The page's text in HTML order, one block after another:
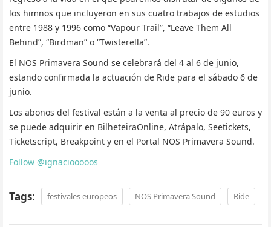
los himnos que incluyeron en sus cuatro trabajos de estudios
entre 1988 y 1996 como “Vapour Trail”, “Leave Them All
Behind”, “Birdman” o “Twisterella”.
El NOS Primavera Sound se celebrará del 4 al 6 de junio,
estando confirmada la actuación de Ride para el sábado 6 de
junio.
Los abonos del festival están a la venta al precio de 90 euros y
se puede adquirir en BilheteiraOnline, Atrápalo, Seetickets,
Ticketscript, Breakpoint y en el Portal NOS Primavera Sound.
Follow @ignaciooooos
Tags: festivales europeos NOS Primavera Sound Ride